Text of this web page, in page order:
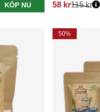
KÖP NU 58 kr
Ordinarie pris:
115 kr
50%